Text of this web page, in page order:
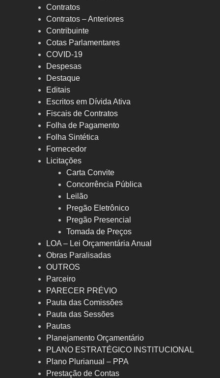
Contratos
Contratos – Anteriores
Contribuinte
Cotas Parlamentares
COVID-19
Despesas
Destaque
Editais
Escritos em Dívida Ativa
Fiscais de Contratos
Folha de Pagamento
Folha Sintética
Fornecedor
Licitações
Carta Convite
Concorrência Pública
Leilão
Pregão Eletrônico
Pregão Presencial
Tomada de Preços
LOA – Lei Orçamentária Anual
Obras Paralisadas
OUTROS
Parceiro
PARECER PRÉVIO
Pauta das Comissões
Pauta das Sessões
Pautas
Planejamento Orçamentário
PLANO ESTRATÉGICO INSTITUCIONAL
Plano Plurianual – PPA
Prestação de Contas